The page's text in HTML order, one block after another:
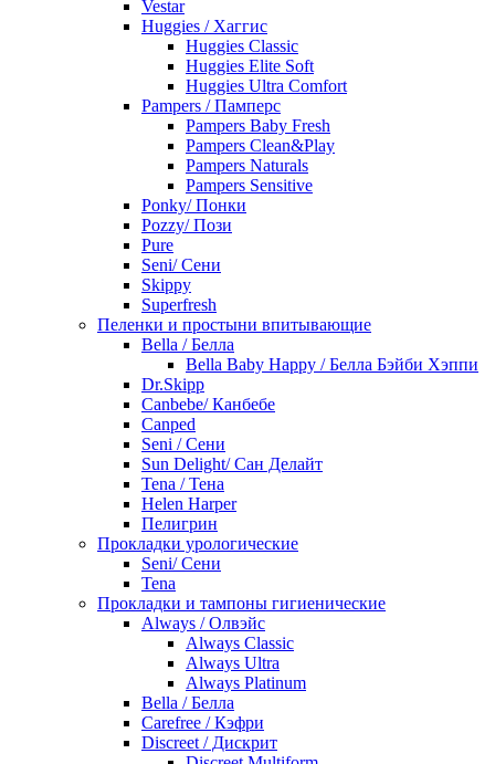
Vestar
Huggies / Хаггис
Huggies Classic
Huggies Elite Soft
Huggies Ultra Comfort
Pampers / Памперс
Pampers Baby Fresh
Pampers Clean&Play
Pampers Naturals
Pampers Sensitive
Ponky/ Понки
Pozzy/ Пози
Pure
Seni/ Сени
Skippy
Superfresh
Пеленки и простыни впитывающие
Bella / Белла
Bella Baby Happy / Белла Бэйби Хэппи
Dr.Skipp
Canbebe/ Канбебе
Canped
Seni / Сени
Sun Delight/ Сан Делайт
Tena / Тена
Helen Harper
Пелигрин
Прокладки урологические
Seni/ Сени
Tena
Прокладки и тампоны гигиенические
Always / Олвэйс
Always Classic
Always Ultra
Always Platinum
Bella / Белла
Carefree / Кэфри
Discreet / Дискрит